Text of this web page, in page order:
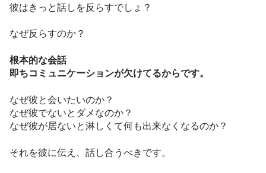
彼はきっと話しを反らすでしょ？
なぜ反らすのか？
根本的な会話
即ちコミュニケーションが欠けてるからです。
なぜ彼と会いたいのか？
なぜ彼でないとダメなのか？
なぜ彼が居ないと淋しくて何も出来なくなるのか？
それを彼に伝え、話し合うべきです。